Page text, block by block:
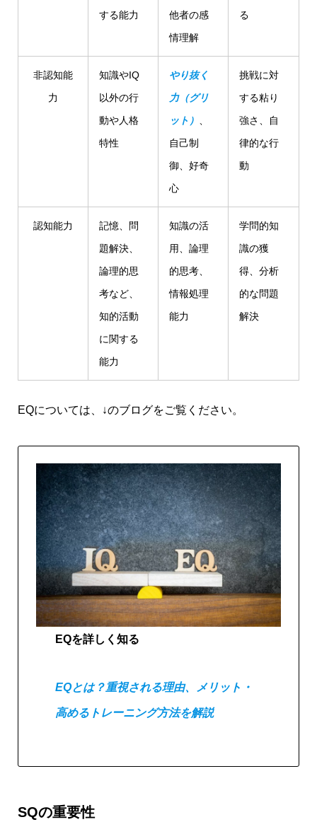
する能力
他者の感
情理解
る
非認知能
力
知識やIQ
以外の行
動や人格
特性
やり抜く
力（グリ
ット）
自己制
御、好奇
心
挑戦に対
する粘り
強さ、自
律的な行
動
認知能力
記憶、問
題解決、
論理的思
考など、
知的活動
に関する
能力
知識の活
用、論理
的思考、
情報処理
能力
学問的知
識の獲
得、分析
的な問題
解決
EQについては、↓のブログをご覧ください。
EQを詳しく知る
EQとは？重視される理由、メリット・
高めるトレーニング方法を解説
SQの重要性